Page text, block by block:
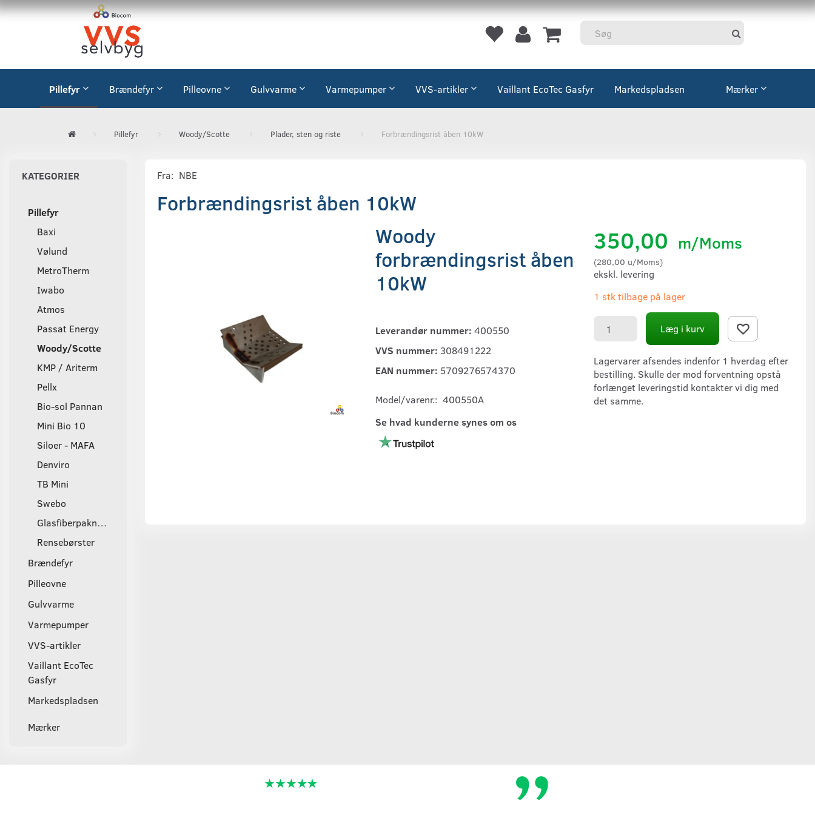
Pillefyr Brændefyr Pilleovne Gulvvarme Varmepumper VVS-artikler Vaillant EcoTec Gasfyr Markedspladsen Mærker
Pillefyr Woody/Scotte Plader, sten og riste Forbrændingsrist åben 10kW
KATEGORIER
Pillefyr
Baxi
Vølund
MetroTherm
Iwabo
Atmos
Passat Energy
Woody/Scotte
KMP / Ariterm
Pellx
Bio-sol Pannan
Mini Bio 10
Siloer - MAFA
Denviro
TB Mini
Swebo
Glasfiberpakninger
Rensebørster
Brændefyr
Pilleovne
Gulvvarme
Varmepumper
VVS-artikler
Vaillant EcoTec
Gasfyr
Markedspladsen
Mærker
Fra: NBE
Forbrændingsrist åben 10kW
Woody
forbrændingsrist åben
10kW
Leverandør nummer: 400550
VVS nummer: 308491222
EAN nummer: 5709276574370
Model/varenr.: 400550A
Se hvad kunderne synes om os
350,00 m/Moms
(280,00 u/Moms)
ekskl. levering
1 stk tilbage på lager
Læg i kurv
Lagervarer afsendes indenfor 1 hverdag efter
bestilling. Skulle der mod forventning opstå
forlænget leveringstid kontakter vi dig med
det samme.